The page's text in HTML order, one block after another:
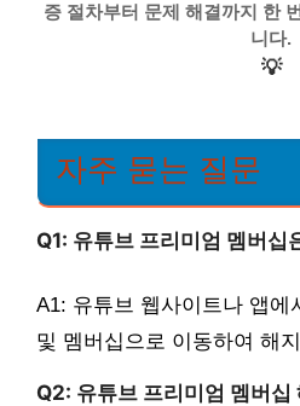
증 절차부터 문제 해결까지 한
니다.
💡
자주 묻는 질문
Q1: 유튜브 프리미엄 멤버십
A1: 유튜브 웹사이트나 앱에
및 멤버십으로 이동하여 해
Q2: 유튜브 프리미엄 멤버십